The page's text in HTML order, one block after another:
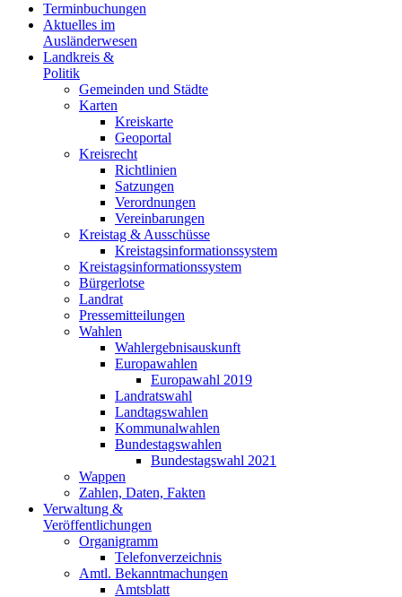
Terminbuchungen
Aktuelles im
Ausländerwesen
Landkreis &
Politik
Gemeinden und Städte
Karten
Kreiskarte
Geoportal
Kreisrecht
Richtlinien
Satzungen
Verordnungen
Vereinbarungen
Kreistag & Ausschüsse
Kreistagsinformationssystem
Kreistagsinformationssystem
Bürgerlotse
Landrat
Pressemitteilungen
Wahlen
Wahlergebnisauskunft
Europawahlen
Europawahl 2019
Landratswahl
Landtagswahlen
Kommunalwahlen
Bundestagswahlen
Bundestagswahl 2021
Wappen
Zahlen, Daten, Fakten
Verwaltung &
Veröffentlichungen
Organigramm
Telefonverzeichnis
Amtl. Bekanntmachungen
Amtsblatt